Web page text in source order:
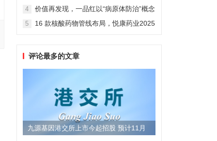
维度
4
价值再发现，一品红以“病原体防治”概念
5
16 款核酸药物管线布局，悦康药业2025
评论最多的文章
九源基因港交所上市今起招股 预计11月